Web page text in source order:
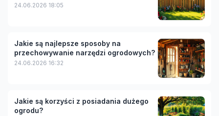
24.06.2026 18:05
Jakie są najlepsze sposoby na
przechowywanie narzędzi ogrodowych?
24.06.2026 16:32
Jakie są korzyści z posiadania dużego
ogrodu?